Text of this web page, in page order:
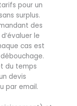
pour un
surplus.
des
le
cas est
du temps
devis
par email.